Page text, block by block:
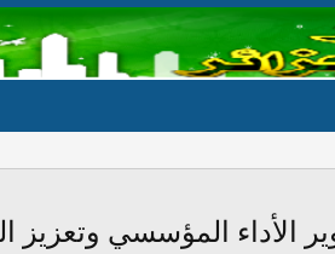
المؤسسي وتعزيز